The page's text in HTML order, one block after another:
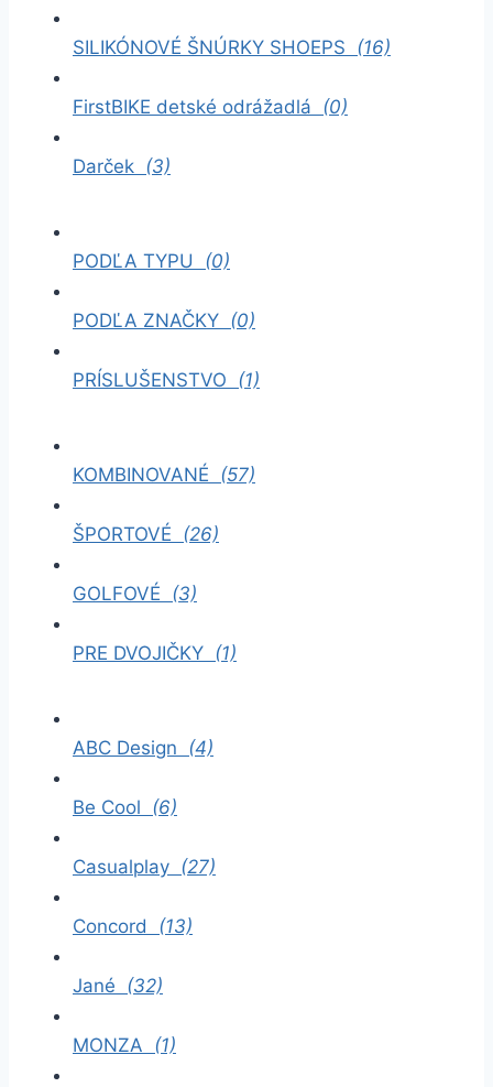
SILIKÓNOVÉ ŠNÚRKY SHOEPS (16)
FirstBIKE detské odrážadlá (0)
Darček (3)
PODĽA TYPU (0)
PODĽA ZNAČKY (0)
PRÍSLUŠENSTVO (1)
KOMBINOVANÉ (57)
ŠPORTOVÉ (26)
GOLFOVÉ (3)
PRE DVOJIČKY (1)
ABC Design (4)
Be Cool (6)
Casualplay (27)
Concord (13)
Jané (32)
MONZA (1)